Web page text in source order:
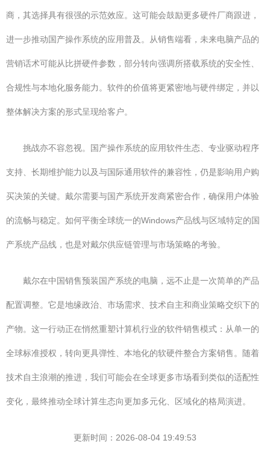
商，其选择具有很强的示范效应。这可能会鼓励更多硬件厂商跟进，
进一步推动国产操作系统的应用普及。从销售端看，未来电脑产品的
营销话术可能从比拼硬件参数，部分转向强调所搭载系统的安全性、
合规性与本地化服务能力。软件的价值将更紧密地与硬件绑定，并以
整体解决方案的形式呈现给客户。
挑战亦不容忽视。国产操作系统的应用软件生态、专业驱动程序
支持、长期维护能力以及与国际通用软件的兼容性，仍是影响用户购
买决策的关键。戴尔需要与国产系统开发商紧密合作，确保用户体验
的流畅与稳定。如何平衡全球统一的Windows产品线与区域特定的国
产系统产品线，也是对戴尔供应链管理与市场策略的考验。
戴尔在中国销售预装国产系统的电脑，远不止是一次简单的产品
配置调整。它是地缘政治、市场需求、技术自主和商业策略交织下的
产物。这一行动正在悄然重塑计算机行业的软件销售模式：从单一的
全球标准授权，转向更具弹性、本地化的软硬件整合方案销售。随着
技术自主浪潮的推进，我们可能会在全球更多市场看到类似的适配性
变化，最终推动全球计算生态向更加多元化、区域化的格局演进。
更新时间：2026-08-04 19:49:53